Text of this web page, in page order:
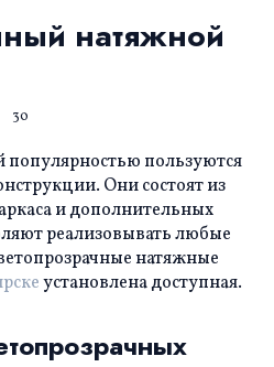
натяжной
30
пользуются
Они состоят из
и дополнительных
реализовывать любые
натяжные
установлена доступная.